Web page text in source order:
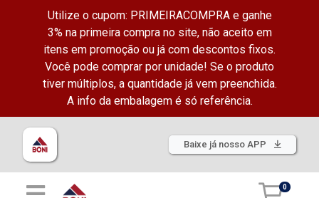
Utilize o cupom: PRIMEIRACOMPRA e ganhe
3% na primeira compra no site, não aceito em
itens em promoção ou já com descontos fixos.
Você pode comprar por unidade! Se o produto
tiver múltiplos, a quantidade já vem preenchida.
A info da embalagem é só referência.
Baixe já nosso APP
0